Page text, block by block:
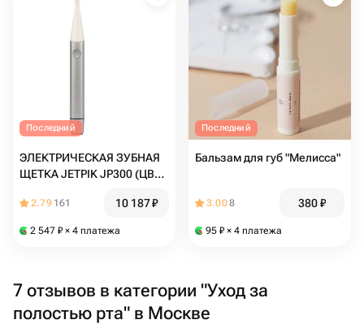
Последний
ЭЛЕКТРИЧЕСКАЯ ЗУБНАЯ
ЩЕТКА JETPIK JP300 (ЦВЕТ
2.79 161 10 187₽
2 547 ₽ × 4 платежа
Последний
Бальзам для губ "Мелисса"
3.008 380₽
95 ₽ × 4 платежа
7 отзывов в категории "Уход за
полостью рта" в Москве